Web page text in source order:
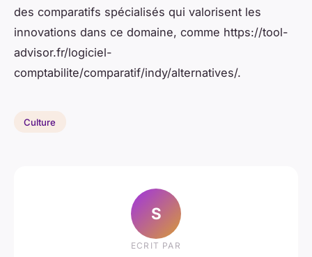
des comparatifs spécialisés qui valorisent les
innovations dans ce domaine, comme https://tool-
advisor.fr/logiciel-
comptabilite/comparatif/indy/alternatives/.
Culture
S
ECRIT PAR